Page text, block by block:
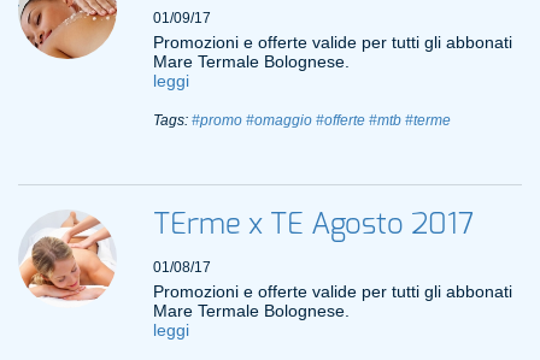
01/09/17
Promozioni e offerte valide per tutti gli abbonati
Mare Termale Bolognese.
leggi
Tags: #promo #omaggio #offerte #mtb #terme
TErme x TE Agosto 2017
01/08/17
Promozioni e offerte valide per tutti gli abbonati
Mare Termale Bolognese.
leggi